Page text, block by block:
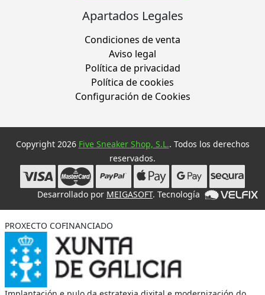
Apartados Legales
Condiciones de venta
Aviso legal
Política de privacidad
Política de cookies
Configuración de Cookies
Copyright 2026 Five Sneaker Shop, S.L.. Todos los derechos
reservados.
Desarrollado por MEIGASOFT. Tecnología
PROXECTO COFINANCIADO